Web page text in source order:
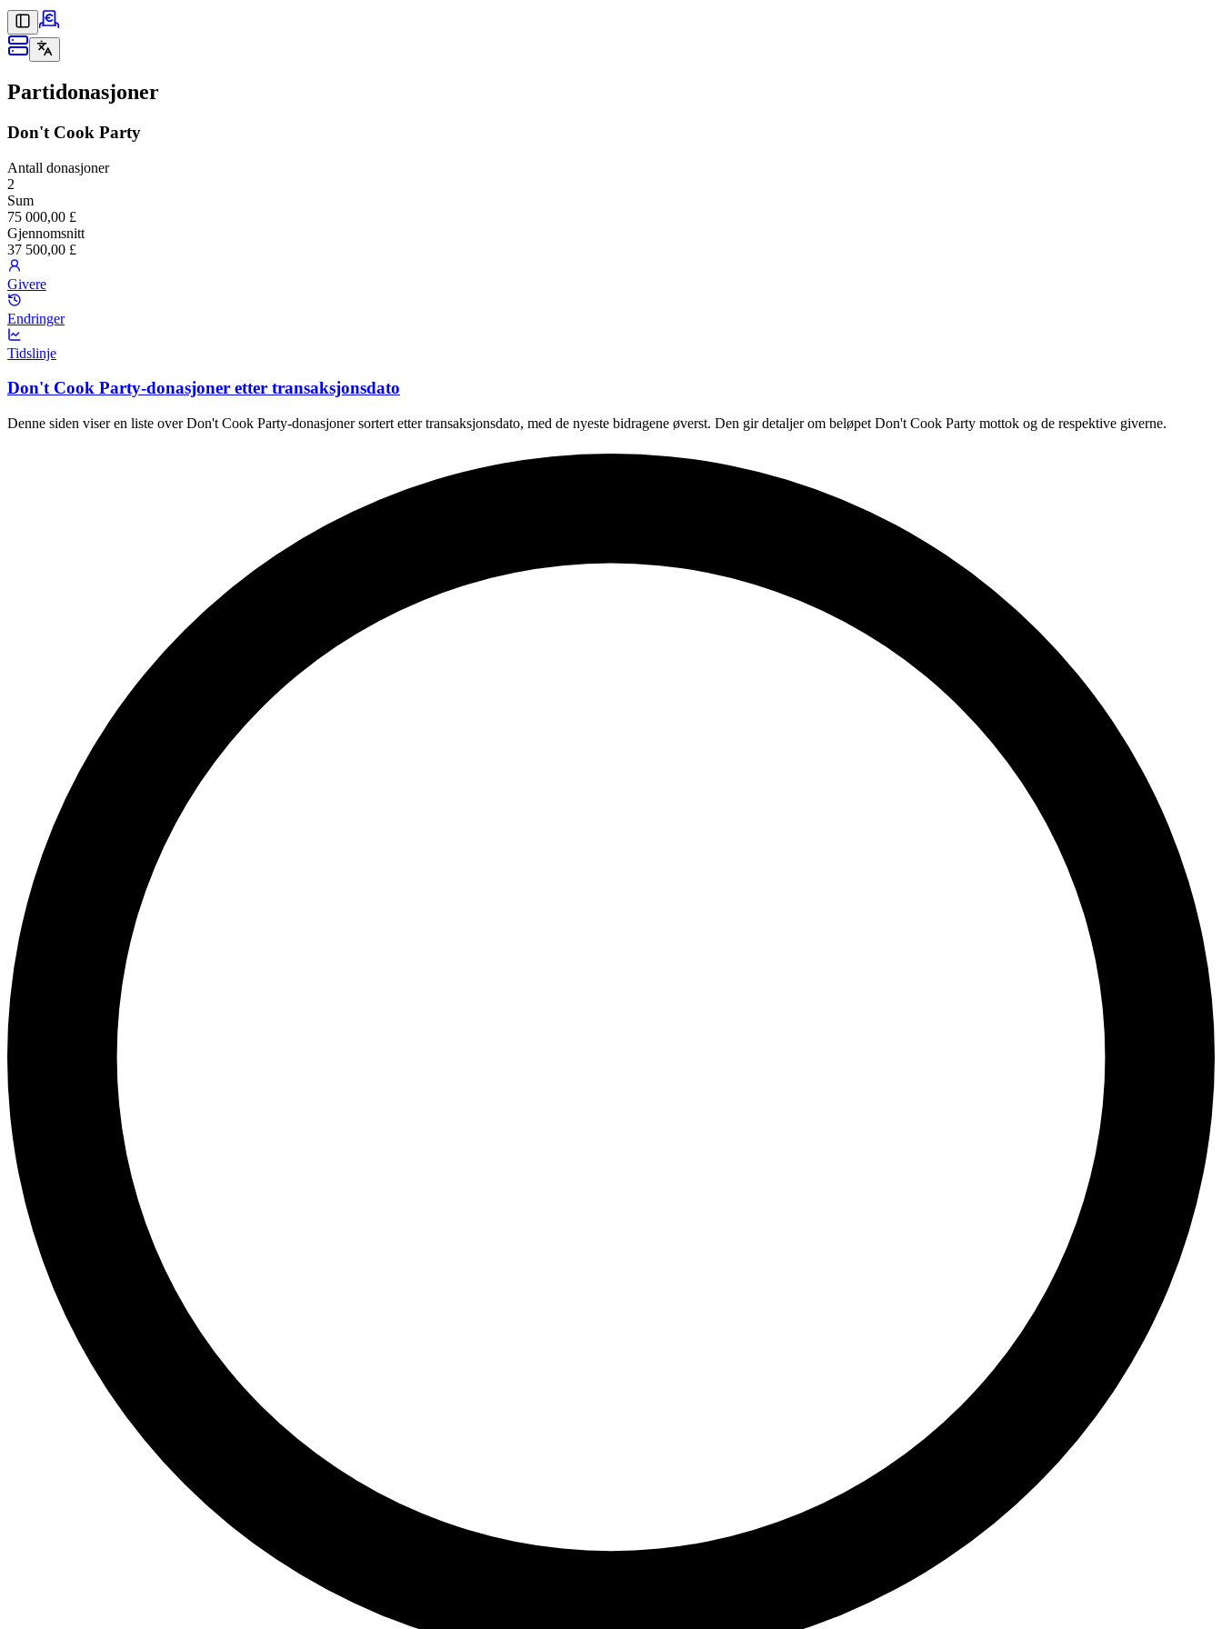
Partidonasjoner
Don't Cook Party
Antall donasjoner
2
Sum
75 000,00 £
Gjennomsnitt
37 500,00 £
Givere
Endringer
Tidslinje
Don't Cook Party-donasjoner etter transaksjonsdato
Denne siden viser en liste over Don't Cook Party-donasjoner sortert etter transaksjonsdato, med de nyeste bidragene øverst. Den gir detaljer om beløpet Don't Cook Party mottok og de respektive giverne.